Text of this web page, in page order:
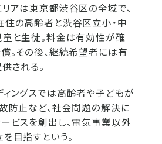
アは東京都渋谷区の全域で、
の高齢者と渋谷区立小・中
と生徒。料金は有効性が確
。その後、継続希望者には有
される。
ングスでは高齢者や子どもが
防止など、社会問題の解決に
ビスを創出し、電気事業以外
目指すという。